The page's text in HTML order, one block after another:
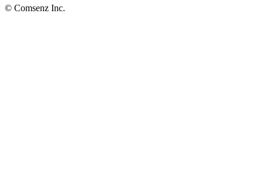
© Comsenz Inc.